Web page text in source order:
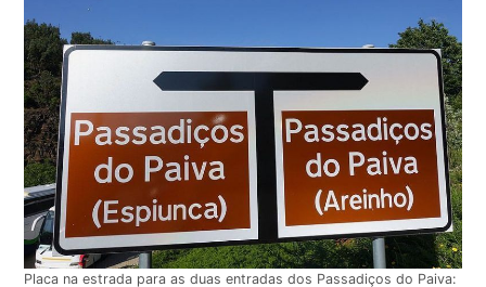
Placa na estrada para as duas entradas dos Passadiços do Paiva: